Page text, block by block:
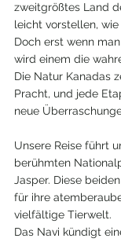
zweitgrößtes Land
leicht vorstellen,
Doch erst wenn
wird einem die
Die Natur Kanadas
Pracht, und jede
neue
Unsere Reise führt
berühmten
Jasper. Diese
für ihre
vielfältige Tierwelt.
Das Navi kündigt